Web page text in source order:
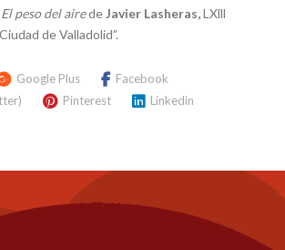
El peso del airedeJavier Lasheras,LXlll
de Valladolid”.
Google Plus
Facebook
Pinterest Linkedin